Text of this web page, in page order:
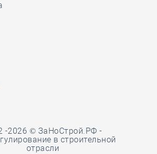
-2026 © ЗаНоСтрой.РФ -
в строительной
отрасли